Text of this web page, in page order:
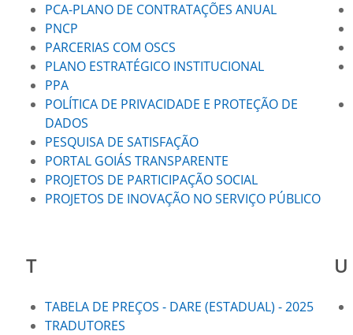
PCA-PLANO DE CONTRATAÇÕES ANUAL
PNCP
PARCERIAS COM OSCS
PLANO ESTRATÉGICO INSTITUCIONAL
PPA
POLÍTICA DE PRIVACIDADE E PROTEÇÃO DE
DADOS
PESQUISA DE SATISFAÇÃO
PORTAL GOIÁS TRANSPARENTE
PROJETOS DE PARTICIPAÇÃO SOCIAL
PROJETOS DE INOVAÇÃO NO SERVIÇO PÚBLICO
T
TABELA DE PREÇOS - DARE (ESTADUAL) - 2025
TRADUTORES
U